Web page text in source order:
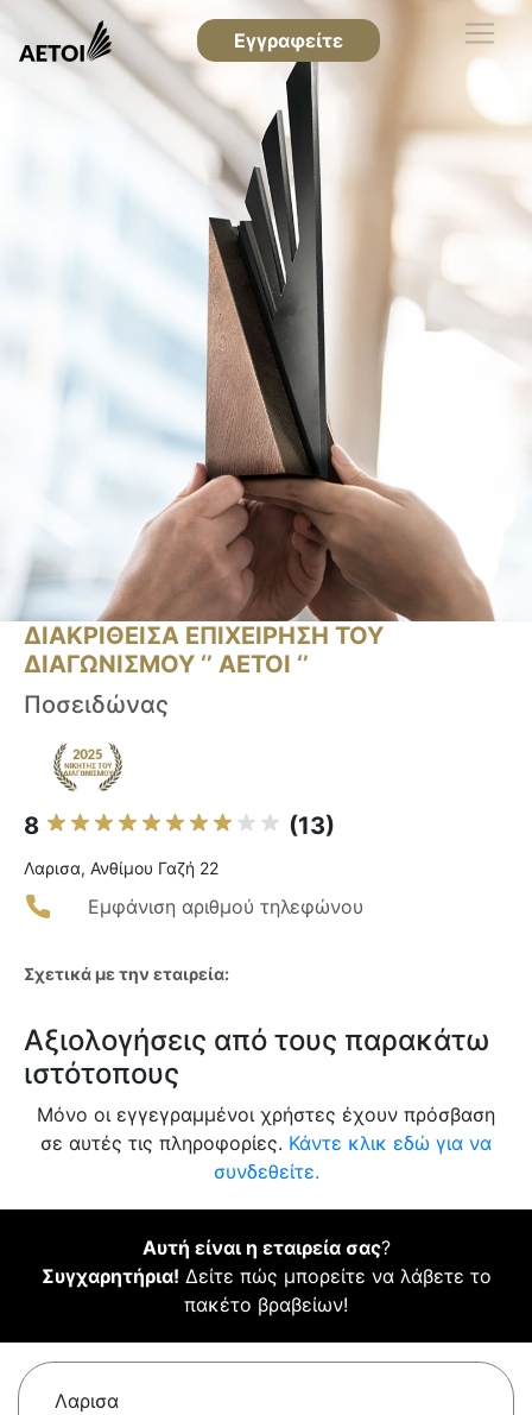
Εγγραφείτε
ΔΙΑΚΡΙΘΕΙΣΑ ΕΠΙΧΕΙΡΗΣΗ ΤΟΥ
ΔΙΑΓΩΝΙΣΜΟΥ ‘’ ΑΕΤΟΙ ‘’
Ποσειδώνας
8 (13)
Λαρισα, Ανθίμου Γαζή 22
Εμφάνιση αριθμού τηλεφώνου
Σχετικά με την εταιρεία:
Αξιολογήσεις από τους παρακάτω
ιστότοπους
Μόνο οι εγγεγραμμένοι χρήστες έχουν πρόσβαση
σε αυτές τις πληροφορίες. Κάντε κλικ εδώ για να
συνδεθείτε.
Αυτή είναι η εταιρεία σας?
Συγχαρητήρια! Δείτε πώς μπορείτε να λάβετε το
πακέτο βραβείων!
Λαρισα